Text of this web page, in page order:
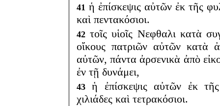
41 ἡ ἐπίσκεψις αὐτῶν ἐκ τῆς
καὶ πεντακόσιοι.
42 τοῖς υἱοῖς Νεφθαλι κατὰ
οἴκους πατριῶν αὐτῶν κατὰ
αὐτῶν, πάντα ἀρσενικὰ ἀπὸ
ἐν τῇ δυνάμει,
43
ἡ ἐπίσκεψις αὐτῶν ἐκ
χιλιάδες καὶ τετρακόσιοι.